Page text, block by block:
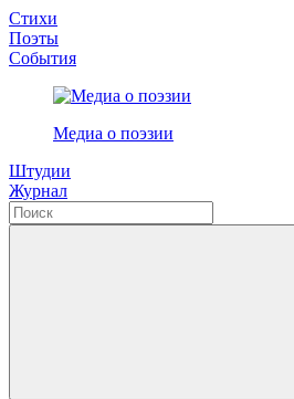
Стихи
Поэты
События
Медиа о поэзии
Штудии
Журнал